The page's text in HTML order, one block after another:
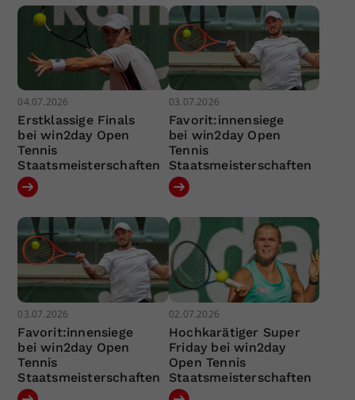
04.07.2026
Erstklassige Finals
bei win2day Open
Tennis
Staatsmeisterschaften
03.07.2026
Favorit:innensiege
bei win2day Open
Tennis
Staatsmeisterschaften
03.07.2026
Favorit:innensiege
bei win2day Open
Tennis
Staatsmeisterschaften
02.07.2026
Hochkarätiger Super
Friday bei win2day
Open Tennis
Staatsmeisterschaften